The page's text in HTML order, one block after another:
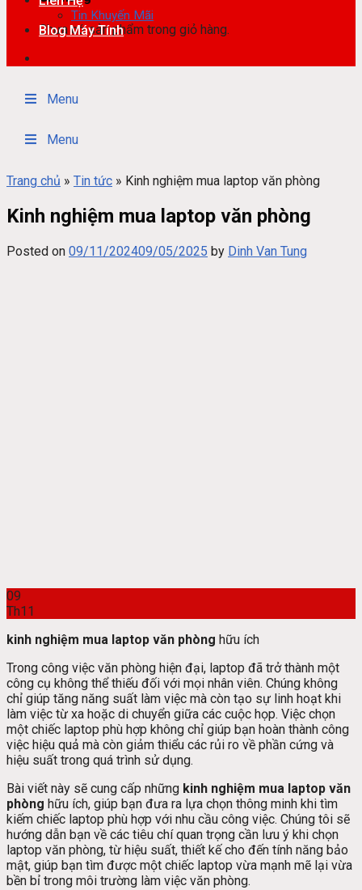
Chưa có sản phẩm trong giỏ hàng.
Tin Khuyến Mãi
Blog Máy Tính
Menu
Menu
Trang chủ » Tin tức » Kinh nghiệm mua laptop văn phòng
Kinh nghiệm mua laptop văn phòng
Posted on 09/11/202409/05/2025 by Dinh Van Tung
09
Th11
kinh nghiệm mua laptop văn phòng hữu ích
Trong công việc văn phòng hiện đại, laptop đã trở thành một
công cụ không thể thiếu đối với mọi nhân viên. Chúng không
chỉ giúp tăng năng suất làm việc mà còn tạo sự linh hoạt khi
làm việc từ xa hoặc di chuyển giữa các cuộc họp. Việc chọn
một chiếc laptop phù hợp không chỉ giúp bạn hoàn thành công
việc hiệu quả mà còn giảm thiểu các rủi ro về phần cứng và
hiệu suất trong quá trình sử dụng.
Bài viết này sẽ cung cấp những kinh nghiệm mua laptop văn
phòng hữu ích, giúp bạn đưa ra lựa chọn thông minh khi tìm
kiếm chiếc laptop phù hợp với nhu cầu công việc. Chúng tôi sẽ
hướng dẫn bạn về các tiêu chí quan trọng cần lưu ý khi chọn
laptop văn phòng, từ hiệu suất, thiết kế cho đến tính năng bảo
mật, giúp bạn tìm được một chiếc laptop vừa mạnh mẽ lại vừa
bền bỉ trong môi trường làm việc văn phòng.